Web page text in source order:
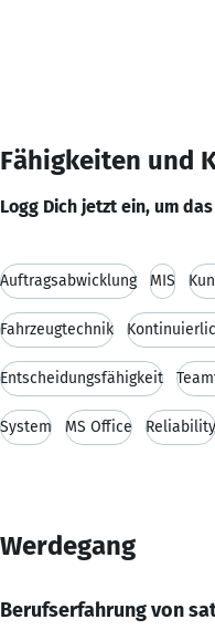
Fähigkeiten und
Logg Dich jetzt ein, um
Auftragsabwicklung MIS
Fahrzeugtechnik
Entscheidungsfähigkeit
System MS Office Reliability
Werdegang
Berufserfahrung von